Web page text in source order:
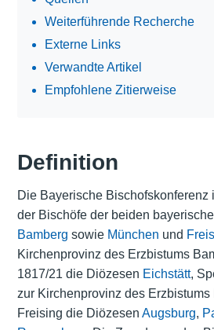
Weiterführende Recherche
Externe Links
Verwandte Artikel
Empfohlene Zitierweise
Definition
Die Bayerische Bischofskonferenz
der Bischöfe der beiden
Bamberg sowie München und
Kirchenprovinz des Erzbistums
1817/21 die Diözesen Eichstätt,
zur Kirchenprovinz des Erzbistums
Freising die Diözesen Augsburg,